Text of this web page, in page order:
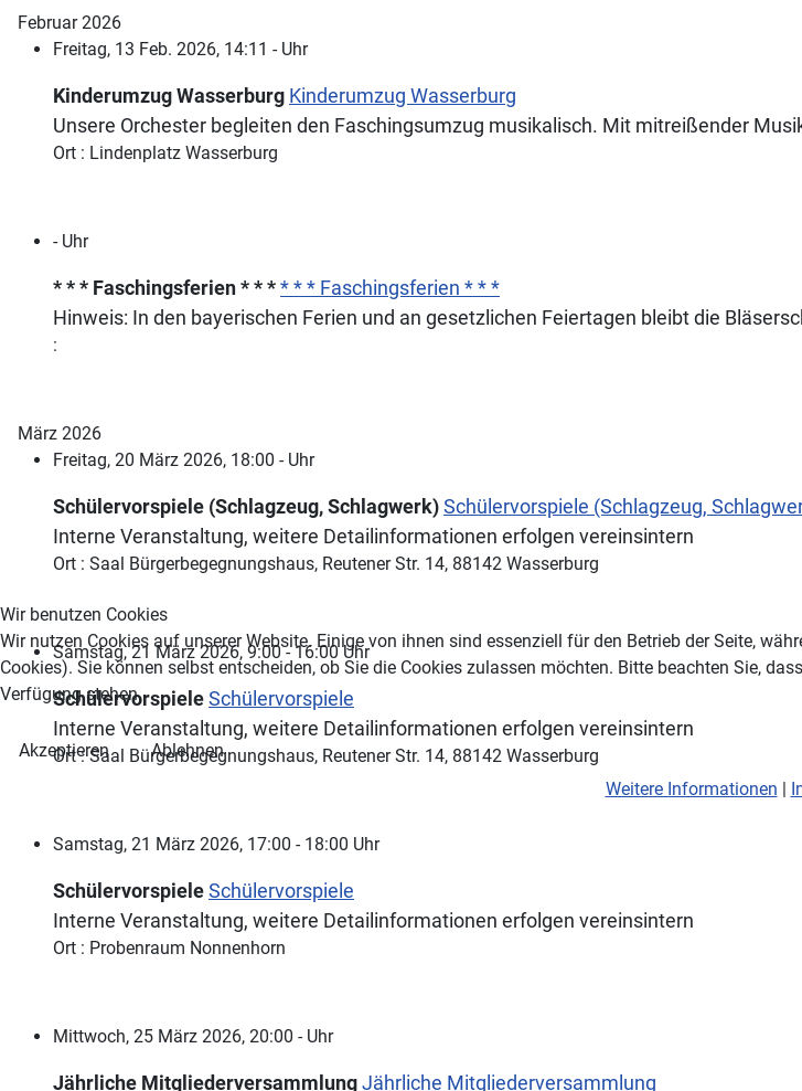
Februar 2026
Freitag, 13 Feb. 2026, 14:11 - Uhr
Kinderumzug Wasserburg Kinderumzug Wasserburg
Unsere Orchester begleiten den Faschingsumzug musikalisch. Mit mitreißender
Ort : Lindenplatz Wasserburg
- Uhr
* * * Faschingsferien * * ** * * Faschingsferien * * *
Hinweis: In den bayerischen Ferien und an gesetzlichen Feiertagen bleibt die
:
März 2026
Freitag, 20 März 2026, 18:00 - Uhr
Schülervorspiele (Schlagzeug, Schlagwerk)Schülervorspiele (Schlagzeug,
Interne Veranstaltung, weitere Detailinformationen erfolgen vereinsintern
Ort : Saal Bürgerbegegnungshaus, Reutener Str. 14, 88142 Wasserburg
Samstag, 21 März 2026, 9:00 - 16:00 Uhr
SchülervorspieleSchülervorspiele
Interne Veranstaltung, weitere Detailinformationen erfolgen vereinsintern
Ort : Saal Bürgerbegegnungshaus, Reutener Str. 14, 88142 Wasserburg
Samstag, 21 März 2026, 17:00 - 18:00 Uhr
SchülervorspieleSchülervorspiele
Interne Veranstaltung, weitere Detailinformationen erfolgen vereinsintern
Ort : Probenraum Nonnenhorn
Mittwoch, 25 März 2026, 20:00 - Uhr
Jährliche MitgliederversammlungJährliche Mitgliederversammlung
Wir benutzen Cookies
Wir nutzen Cookies auf unserer Website. Einige von ihnen sind essenziell für den Betrieb der Seite,
Cookies). Sie können selbst entscheiden, ob Sie die Cookies zulassen möchten. Bitte beachten Sie,
Verfügung stehen.
Akzeptieren
Ablehnen
Weitere Informationen |